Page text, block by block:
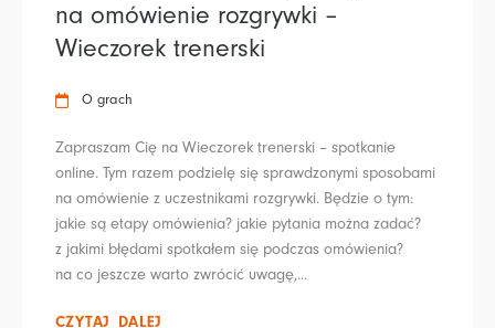
na omówienie rozgrywki –
Wieczorek trenerski
O grach
Zapraszam Cię na Wieczorek trenerski – spotkanie
online. Tym razem podzielę się sprawdzonymi sposobami
na omówienie z uczestnikami rozgrywki. Będzie o tym:
jakie są etapy omówienia? jakie pytania można zadać?
z jakimi błędami spotkałem się podczas omówienia?
na co jeszcze warto zwrócić uwagę,...
CZYTAJ DALEJ